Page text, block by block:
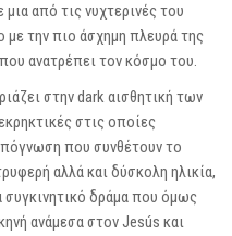
από τις νυχτερινές του
με την πιο άσχημη πλευρά της
ανατρέπει τον κόσμο του.
στην dark αισθητική των
στις οποίες
που συνθέτουν το
αλλά και δύσκολη ηλικία,
δράμα που όμως
ανάμεσα στον Jesús και